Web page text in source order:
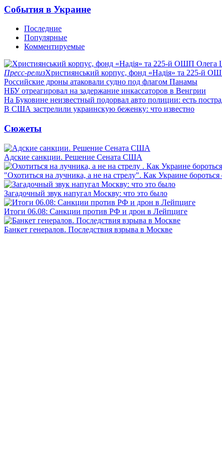
События в Украине
Последние
Популярные
Комментируемые
Пресс-релизХристиянський корпус, фонд «Надія» та 225-й
Российские дроны атаковали судно под флагом Панамы
НБУ отреагировал на задержание инкассаторов в Венгрии
На Буковине неизвестный подорвал авто полиции: есть
В США застрелили украинскую беженку: что известно
Сюжеты
Адские санкции. Решение Сената США
"Охотиться на лучника, а не на стрелу". Как Украине бороться
Загадочный звук напугал Москву: что это было
Итоги 06.08: Санкции против РФ и дрон в Лейпциге
Банкет генералов. Последствия взрыва в Москве